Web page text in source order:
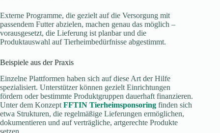
Externe Programme, die gezielt auf die Versorgung mit
passendem Futter abzielen, machen genau das möglich –
vorausgesetzt, die Lieferung ist planbar und die
Produktauswahl auf Tierheimbedürfnisse abgestimmt.
Beispiele aus der Praxis
Einzelne Plattformen haben sich auf diese Art der Hilfe
spezialisiert. Unterstützer können gezielt Einrichtungen
fördern oder bestimmte Produktgruppen dauerhaft finanzieren.
Unter dem Konzept FFTIN Tierheimsponsoring finden sich
etwa Strukturen, die regelmäßige Lieferungen ermöglichen,
dokumentieren und auf verträgliche, artgerechte Produkte
setzen.